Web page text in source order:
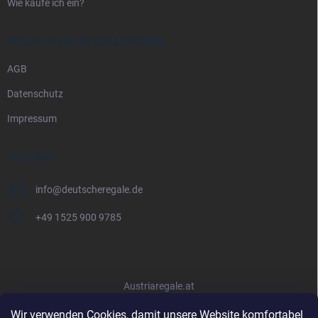
Wir verwenden Cookies, damit unsere Website komfortabel
Wie kaufe ich ein?
RECHTLICHE INFORMATIONEN
AGB
Datenschutz
Impressum
KONTAKT
info@deutscheregale.de
+49 1525 900 9785
Austriaregale.at